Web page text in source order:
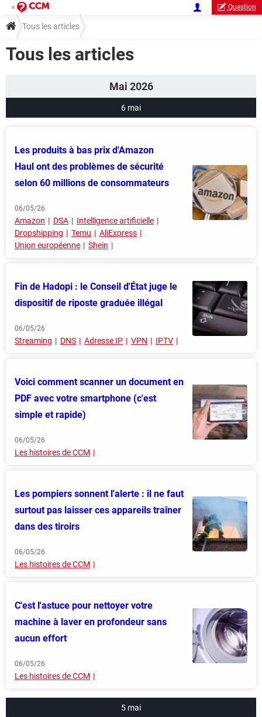
Question
Tous les articles
Tous les articles
Mai 2026
6 mai
Les produits à bas prix d'Amazon
Haul ont des problèmes de sécurité
selon 60 millions de consommateurs
06/05/26
Amazon DSA
Intelligence artificielle
Dropshipping
Temu
AliExpress
Union européenne
Shein
Fin de Hadopi : le Conseil d'État juge le
dispositif de riposte graduée illégal
06/05/26
Streaming DNS Adresse IP VPN IPTV
Voici comment scanner un document en
PDF avec votre smartphone (c'est
simple et rapide)
06/05/26
Les histoires de CCM
Les pompiers sonnent l'alerte : il ne faut
surtout pas laisser ces appareils traîner
dans des tiroirs
06/05/26
Les histoires de CCM
C'est l'astuce pour nettoyer votre
machine à laver en profondeur sans
aucun effort
06/05/26
Les histoires de CCM
5 mai